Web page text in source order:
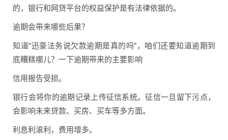
的，银行和网贷平台的权益保护是有法律依据的。
逾期会带来哪些后果？
知道“迅豪法务说欠款逾期是真的吗”，咱们还要知道逾期到
底糟糕哪儿？一下逾期带来的主要影响
信用报告受损。
银行会将你的逾期记录上传征信系统。征信一旦留下污点，
会影响未来贷款、买房、买车等多方面。
利息利滚利，费用增多。